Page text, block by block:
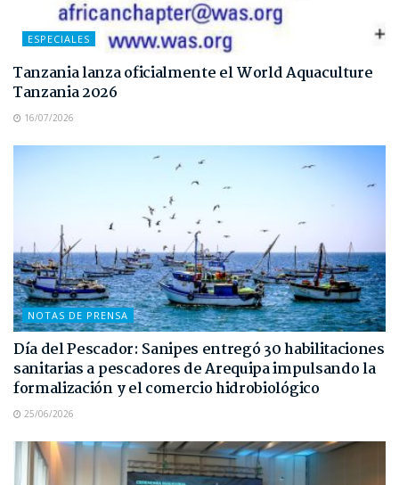
ESPECIALES
Tanzania lanza oficialmente el World Aquaculture
Tanzania 2026
16/07/2026
NOTAS DE PRENSA
Día del Pescador: Sanipes entregó 30 habilitaciones
sanitarias a pescadores de Arequipa impulsando la
formalización y el comercio hidrobiológico
25/06/2026